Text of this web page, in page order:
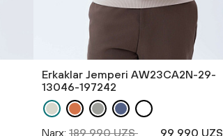
Erkaklar Jemperi AW23CA2N-29-
13046-197242
Narx: 189 990 UZS 99 990 UZS